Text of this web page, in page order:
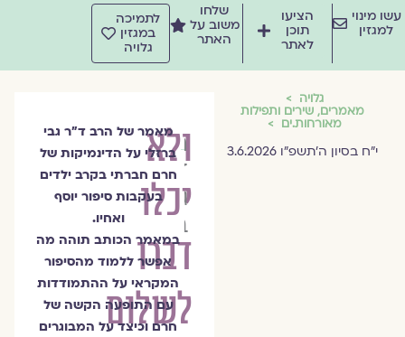
מינוי
למגזין
הציעו
תוכן
לאתר
שלחו
משוב על
האתר
לתמיכה
במגזין
גלויה
גלויה
מאמרים, שירים ותפילות
מאורחות.ים
י״ח בסיון ה׳תשפ״ו 3.6.2026
ולא
יכלו
דברו
לשלום
הרב
ד״ר
גבי
ברזלי
מאמר של הרב ד״ר גבי
ברזלי על הדינמיקות של
חרם חברתי בקרב ילדים
בעקבות סיפור יוסף
ואחיו.
במאמר הכותב תוהה מה
אפשר ללמוד מהסיפור
המקראי על ההתמודדות
עם התופעה הקשה של
חרם וכיצד על המבוגרים